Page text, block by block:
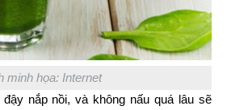
minh họa: Internet
nắp nồi, và không nấu quá lâu sẽ